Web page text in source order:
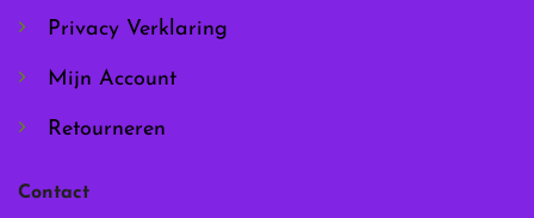
Privacy Verklaring
Mijn Account
Retourneren
Contact